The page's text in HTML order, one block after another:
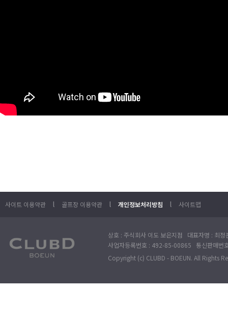
사이트 이용약관 l 골프장 이용약관 l 개인정보처리방침 l 사이트맵
상호 : 주식회사 이도 보은지점 대표자명 : 최
사업자등록번호 : 492-85-00865 통신판매
Copyright (c) CLUBD - BOEUN. All Rights